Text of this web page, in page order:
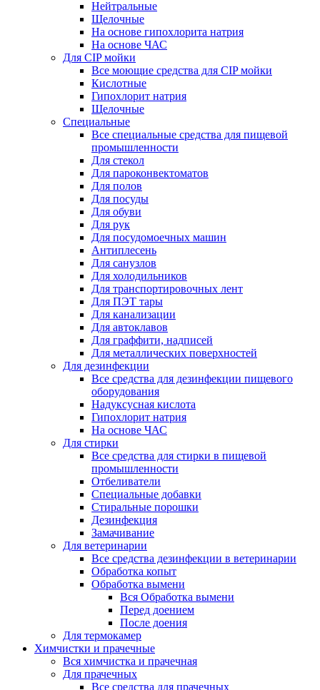
Нейтральные
Щелочные
На основе гипохлорита натрия
На основе ЧАС
Для CIP мойки
Все моющие средства для CIP мойки
Кислотные
Гипохлорит натрия
Щелочные
Специальные
Все специальные средства для пищевой
промышленности
Для стекол
Для пароконвектоматов
Для полов
Для посуды
Для обуви
Для рук
Для посудомоечных машин
Антиплесень
Для санузлов
Для холодильников
Для транспортировочных лент
Для ПЭТ тары
Для канализации
Для автоклавов
Для граффити, надписей
Для металлических поверхностей
Для дезинфекции
Все средства для дезинфекции пищевого
оборудования
Надуксусная кислота
Гипохлорит натрия
На основе ЧАС
Для стирки
Все средства для стирки в пищевой
промышленности
Отбеливатели
Специальные добавки
Стиральные порошки
Дезинфекция
Замачивание
Для ветеринарии
Все средства дезинфекции в ветеринарии
Обработка копыт
Обработка вымени
Вся Обработка вымени
Перед доением
После доения
Для термокамер
Химчистки и прачечные
Вся химчистка и прачечная
Для прачечных
Все средства для прачечных